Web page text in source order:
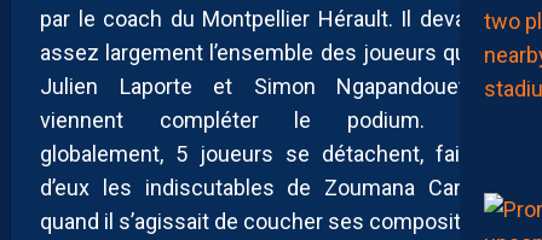
par le coach du Montpellier Hérault. Il devance
assez largement l’ensemble des joueurs quand
Julien Laporte et Simon Ngapandouetnbu
viennent compléter le podium. Plus
globalement, 5 joueurs se détachent, faisant
d’eux les indiscutables de Zoumana Camara
quand il s’agissait de coucher ses compositions